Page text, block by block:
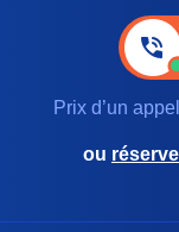
Prix d’un
ou